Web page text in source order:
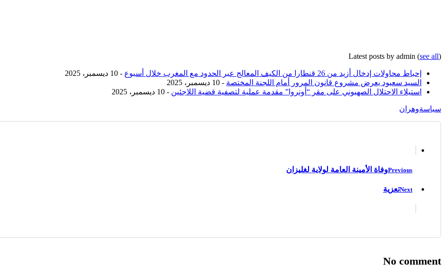
Latest posts by admin (see all)
إحباط محاولات إدخال أزيد من 26 قنطارا من الكيف المعالج عبر الحدود مع المغرب خلال أسبوع
- 10 ديسمبر، 2025
السيد سعيود يعرض مشروع قانون المرور أمام اللجنة المختصة - 10 ديسمبر، 2025
استيلاء الاحتلال الصهيوني على مقر “أونروا” مقدمة عملية لتصفية قضية اللاجئين - 10 ديسمبر، 2025
سياسةوهران
Previousوفاة الأمينة العامة لولاية لغليزان
Nextتعزية
No comment